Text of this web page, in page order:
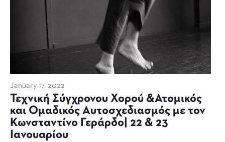
January 17, 2022
Τεχνική Σύγχρονου Χορού &Ατομικός
και Ομαδικός Αυτοσχεδιασμός με τον
Κωνσταντίνο Γεράρδο| 22 & 23
Ιανουαρίου